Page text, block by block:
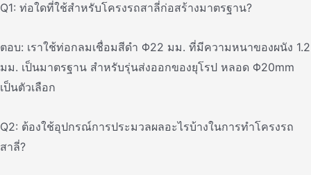
Q1: ท่อใดที่ใช้สําหรับโครงรถสาลี่ก่อสร้างมาตรฐาน?
ตอบ: เราใช้ท่อกลมเชื่อมสีดํา Φ22 มม. ที่มีความหนาของผนัง 1.2
มม. เป็นมาตรฐาน สําหรับรุ่นส่งออกของยุโรป หลอด Φ20mm
เป็นตัวเลือก
Q2: ต้องใช้อุปกรณ์การประมวลผลอะไรบ้างในการทําโครงรถ
สาลี่?